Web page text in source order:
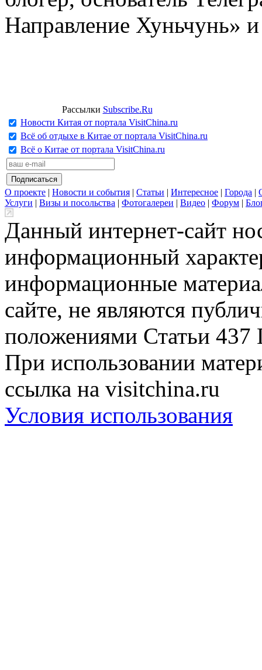
Направление Хуньчунь»
Рассылки Subscribe.Ru
Новости Китая от портала VisitChina.ru
Всё об отдыхе в Китае от портала VisitChina.ru
Всё о Китае от портала VisitChina.ru
О проекте | Новости и события | Статьи | Интересное | Города |
Услуги | Визы и посольства | Фотогалереи | Видео | Форум |
Данный интернет-сайт
информационный
информационные
сайте, не являются
положениями Статьи 437
При использовании
ссылка на visitchina.ru
Условия использования